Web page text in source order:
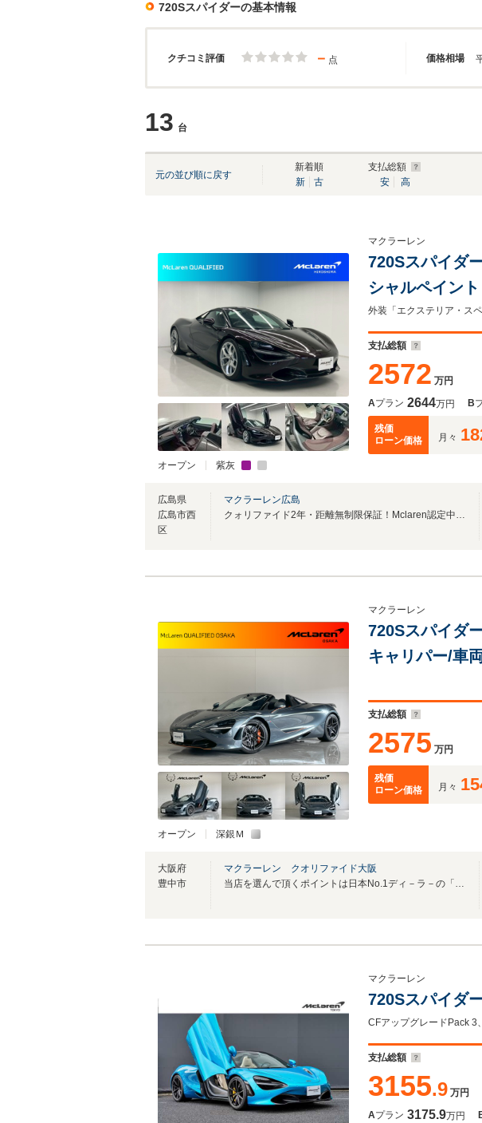
720Sスパイダーの基本情報
クチコミ評価 価格相場
－ 点
13 台
元の並び順に戻す
新着順
新
古
支払総額
安
高
オープン 紫灰
マクラーレン
720Sスパイダ
シャルペイン
モリーシート
ィストラクチ
外装「エクステリア・ス
支払総額
2572 万円
Aプラン 2644万円 B
残価
ローン価格
月々
広島県
広島市西
区
マクラーレン広島
クォリファイド2年・距離無制限保証！Mclaren認定中古車ディーラー
オープン 深銀Ｍ
マクラーレン
720Sスパイダ
キャリパー/車
支払総額
2575 万円
残価
ローン価格
月々
大阪府
豊中市
マクラーレン クオリファイド大阪
当店を選んで頂くポイントは日本No.1ディ－ラ－の「マクラーレン大阪」
マクラーレン
720Sスパイダ
支払総額
3155.9 万円
Aプラン 3175.9万円